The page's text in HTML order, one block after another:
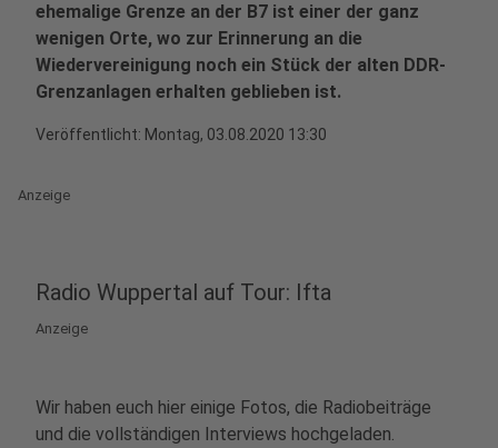
ehemalige Grenze an der B7 ist einer der ganz
wenigen Orte, wo zur Erinnerung an die
Wiedervereinigung noch ein Stück der alten DDR-
Grenzanlagen erhalten geblieben ist.
Veröffentlicht: Montag, 03.08.2020 13:30
Anzeige
Radio Wuppertal auf Tour: Ifta
Anzeige
Wir haben euch hier einige Fotos, die Radiobeiträge
und die vollständigen Interviews hochgeladen.